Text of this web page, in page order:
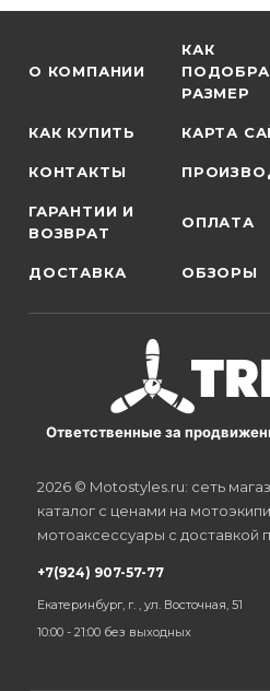
О КОМПАНИИ
КАК
РАЗМЕР
КАК КУПИТЬ КАРТА
КОНТАКТЫ
ГАРАНТИИ И
ВОЗВРАТ
ОПЛАТА
ДОСТАВКА ОБЗОРЫ
Ответственные за
2026 © Motostyles.ru: сеть
каталог с ценами на
мотоаксессуары с доставкой
+7(924) 907-57-77
Екатеринбург, г. , ул. Восточная, 51
10:00 - 21:00 без выходных